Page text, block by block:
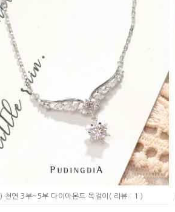
천연 3부~5부 다이아몬드 목걸이 ( 리뷰 : 1 )